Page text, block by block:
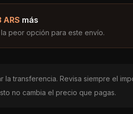
ARS más
peor opción para este envío.
la transferencia. Revisa siempre el
no cambia el precio que pagas.